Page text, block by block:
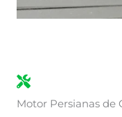
Motor Persianas de